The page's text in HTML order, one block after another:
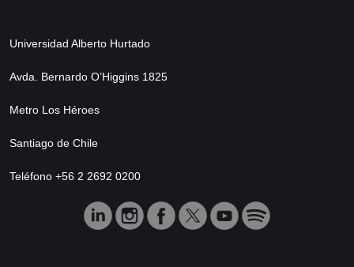
Universidad Alberto Hurtado
Avda. Bernardo O’Higgins 1825
Metro Los Héroes
Santiago de Chile
Teléfono +56 2 2692 0200